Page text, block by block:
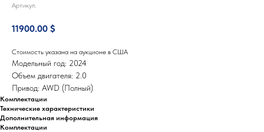
Артикул:
11900.00 $
Стоимость указана на аукционе в США
Модельный год: 2024
Объем двигателя: 2.0
Привод: AWD (Полный)
Комплектации
Технические характеристики
Дополнительная информация
Комплектации